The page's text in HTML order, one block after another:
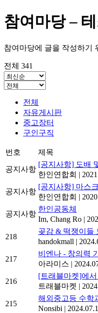
참여마당 –
참여마당에 글을 작성하기
전체 341
전체
자유게시판
중고장터
구인구직
번호 제목
공지사항
[공지사항] 도배
한인연합회 |
공지사항
[공지사항] 마스
한인연합회 |
공지사항
한인공동체
Im, Chang Ro |
218
곶감 & 떡쟁이들
handokmall |
217
비엔나 - 창의력
아라미스 |
216
[트래블마켓]에
트래블마켓 |
215
해외중고등 수학
Nonsibi |